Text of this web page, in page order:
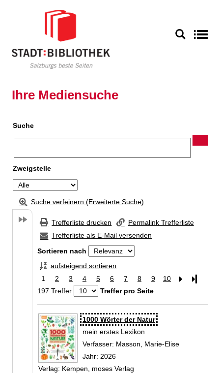
Ihre Mediensuche
Suche
Zweigstelle
Suche verfeinern (Erweiterte Suche)
Trefferliste drucken
Permalink Trefferliste
Trefferliste als E-Mail versenden
Sortieren nach
aufsteigend sortieren
1
2 3 4 5 6 7 8 9 10
Letzte
197 Treffer
Treffer pro Seite
Suchergebnis
Zu den Suchfiltern springen
1000 Wörter der Natur
mein erstes Lexikon
Verfasser: Masson, Marie-Elise
Jahr: 2026
Verlag: Kempen, moses Verlag